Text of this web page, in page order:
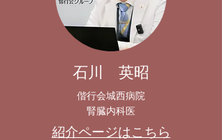
石川 英昭
​偕行会城西病院
腎臓内科医
​紹介ページはこちら